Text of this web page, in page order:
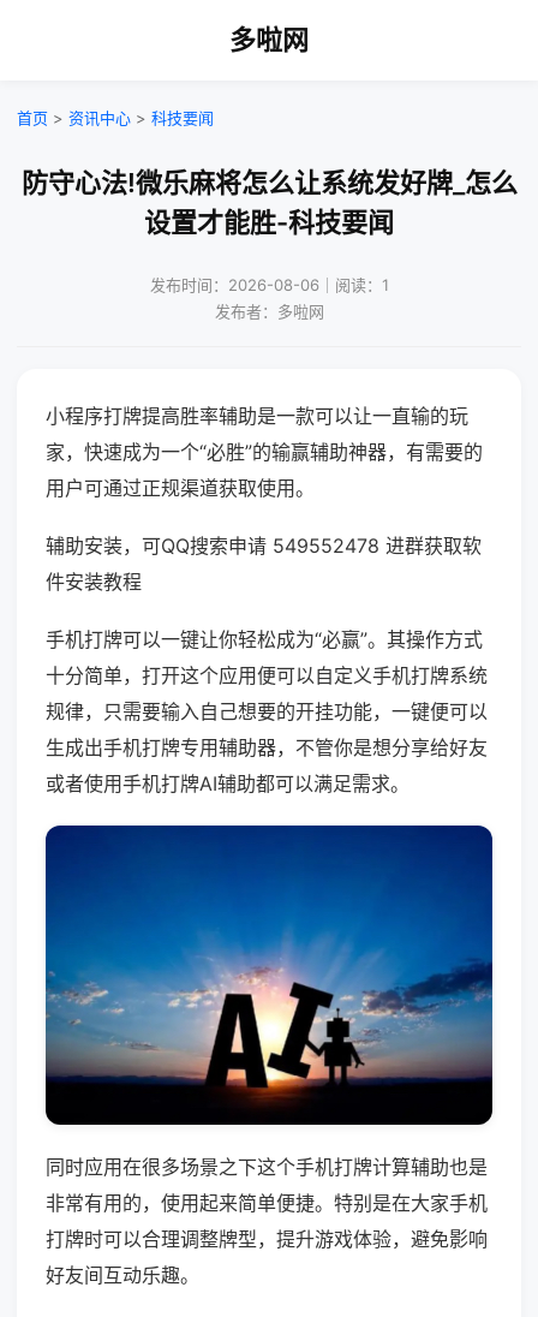
多啦网
首页 > 资讯中心 > 科技要闻
防守心法!微乐麻将怎么让系统发好牌_怎么
设置才能胜-科技要闻
发布时间：2026-08-06｜阅读：1
发布者：多啦网
小程序打牌提高胜率辅助是一款可以让一直输的玩
家，快速成为一个“必胜”的输赢辅助神器，有需要的
用户可通过正规渠道获取使用。
辅助安装，可QQ搜索申请 549552478 进群获取软
件安装教程
手机打牌可以一键让你轻松成为“必赢”。其操作方式
十分简单，打开这个应用便可以自定义手机打牌系统
规律，只需要输入自己想要的开挂功能，一键便可以
生成出手机打牌专用辅助器，不管你是想分享给好友
或者使用手机打牌AI辅助都可以满足需求。
同时应用在很多场景之下这个手机打牌计算辅助也是
非常有用的，使用起来简单便捷。特别是在大家手机
打牌时可以合理调整牌型，提升游戏体验，避免影响
好友间互动乐趣。